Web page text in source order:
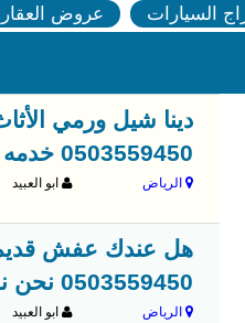
السيارات عروض العقار
دينا شيل ورمي
0503559450 خدمه سريعه ومميزه
الرياض ابو العبيد
هل عندك عفش قديم
0503559450 نحن نوفر خدمة دينا رمي فيه السويدي
الرياض ابو العبيد